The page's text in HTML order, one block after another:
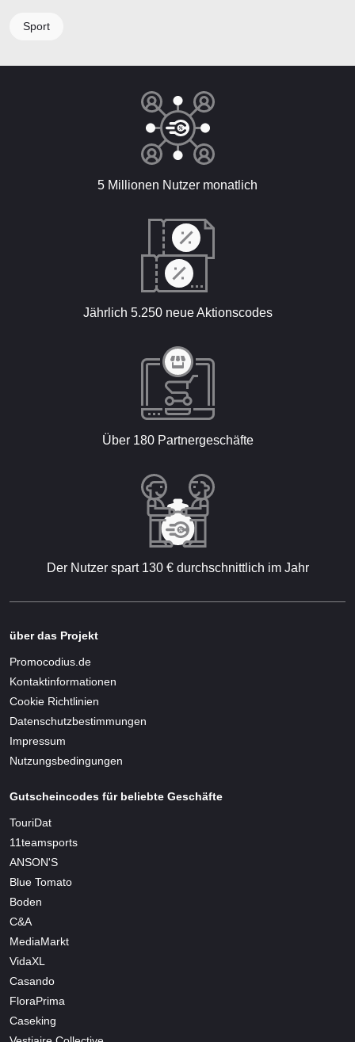
Sport
5 Millionen Nutzer monatlich
Jährlich 5.250 neue Aktionscodes
Über 180 Partnergeschäfte
Der Nutzer spart 130 € durchschnittlich im Jahr
über das Projekt
Promocodius.de
Kontaktinformationen
Cookie Richtlinien
Datenschutzbestimmungen
Impressum
Nutzungsbedingungen
Gutscheincodes für beliebte Geschäfte
TouriDat
11teamsports
ANSON'S
Blue Tomato
Boden
C&A
MediaMarkt
VidaXL
Casando
FloraPrima
Caseking